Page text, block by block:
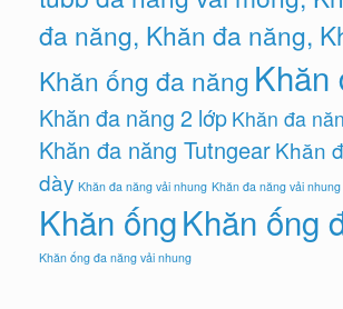
đa năng, Khăn đa năng,
Khăn ống đa năng Khăn
Khăn đa năng 2 lớp Khăn đa
Khăn đa năng TutngearKhăn
dày Khăn đa năng vải nhung Khăn đa năng vải
Khăn ốngKhăn ống
Khăn ống đa năng vải nhung